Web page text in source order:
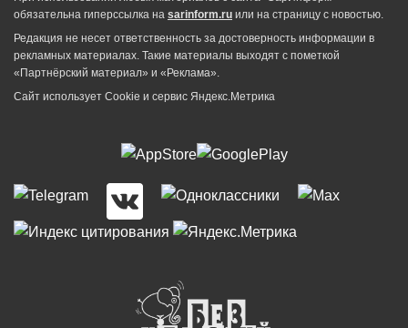
обязательна гиперссылка на sarinform.ru или на страницу с новостью.
Редакция не несет ответственность за достоверность информации в
рекламных материалах. Такие материалы выходят с пометкой
«Партнёрский материал» и «Реклама».
Сайт использует Cookie и сервиc Яндекс.Метрика